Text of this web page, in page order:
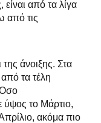
από τα λίγα
από τις
άνοιξης. Στα
τα τέλη
Όσο
ύψος το Μάρτιο,
ακόμα πιο